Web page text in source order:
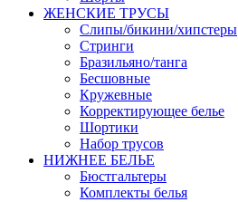
ЖЕНСКИЕ ТРУСЫ
Слипы/бикини/хипстеры
Стринги
Бразильяно/танга
Бесшовные
Кружевные
Корректирующее белье
Шортики
Набор трусов
НИЖНЕЕ БЕЛЬЕ
Бюстгальтеры
Комплекты белья